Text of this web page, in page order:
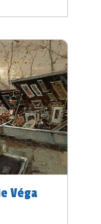
Véga